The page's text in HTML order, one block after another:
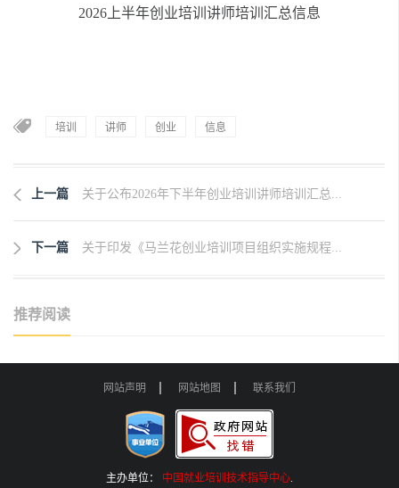
2026上半年创业培训讲师培训汇总信息
培训 讲师 创业 信息
上一篇 关于公布2026年下半年创业培训讲师培训汇总...
下一篇 关于印发《马兰花创业培训项目组织实施规程...
推荐阅读
网站声明 网站地图 联系我们
主办单位： 中国就业培训技术指导中心.